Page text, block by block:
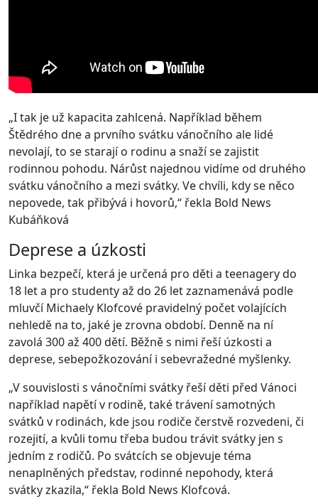
„I tak je už kapacita zahlcená. Například během
Štědrého dne a prvního svátku vánočního ale lidé
nevolají, to se starají o rodinu a snaží se zajistit
rodinnou pohodu. Nárůst najednou vidíme od druhého
svátku vánočního a mezi svátky. Ve chvíli, kdy se něco
nepovede, tak přibývá i hovorů,“ řekla Bold News
Kubáňková
Deprese a úzkosti
Linka bezpečí, která je určená pro děti a teenagery do
18 let a pro studenty až do 26 let zaznamenává podle
mluvčí Michaely Klofcové pravidelný počet volajících
nehledě na to, jaké je zrovna období. Denně na ní
zavolá 300 až 400 dětí. Běžně s nimi řeší úzkosti a
deprese, sebepožkozování i sebevražedné myšlenky.
„V souvislosti s vánočními svátky řeší děti před Vánoci
například napětí v rodině, také trávení samotných
svátků v rodinách, kde jsou rodiče čerstvě rozvedeni, či
rozejití, a kvůli tomu třeba budou trávit svátky jen s
jedním z rodičů. Po svátcích se objevuje téma
nenaplněných představ, rodinné nepohody, která
svátky zkazila,“ řekla Bold News Klofcová.